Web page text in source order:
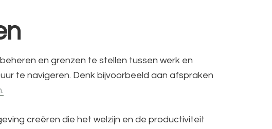
en grenzen te stellen tussen werk en
te navigeren. Denk bijvoorbeeld aan afspraken
creëren die het welzijn en de productiviteit